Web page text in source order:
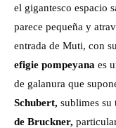
el gigantesco espacio
parece pequeña y
entrada de Muti, con su
efigie pompeyana es
de galanura que
Schubert, sublimes su
de Bruckner,